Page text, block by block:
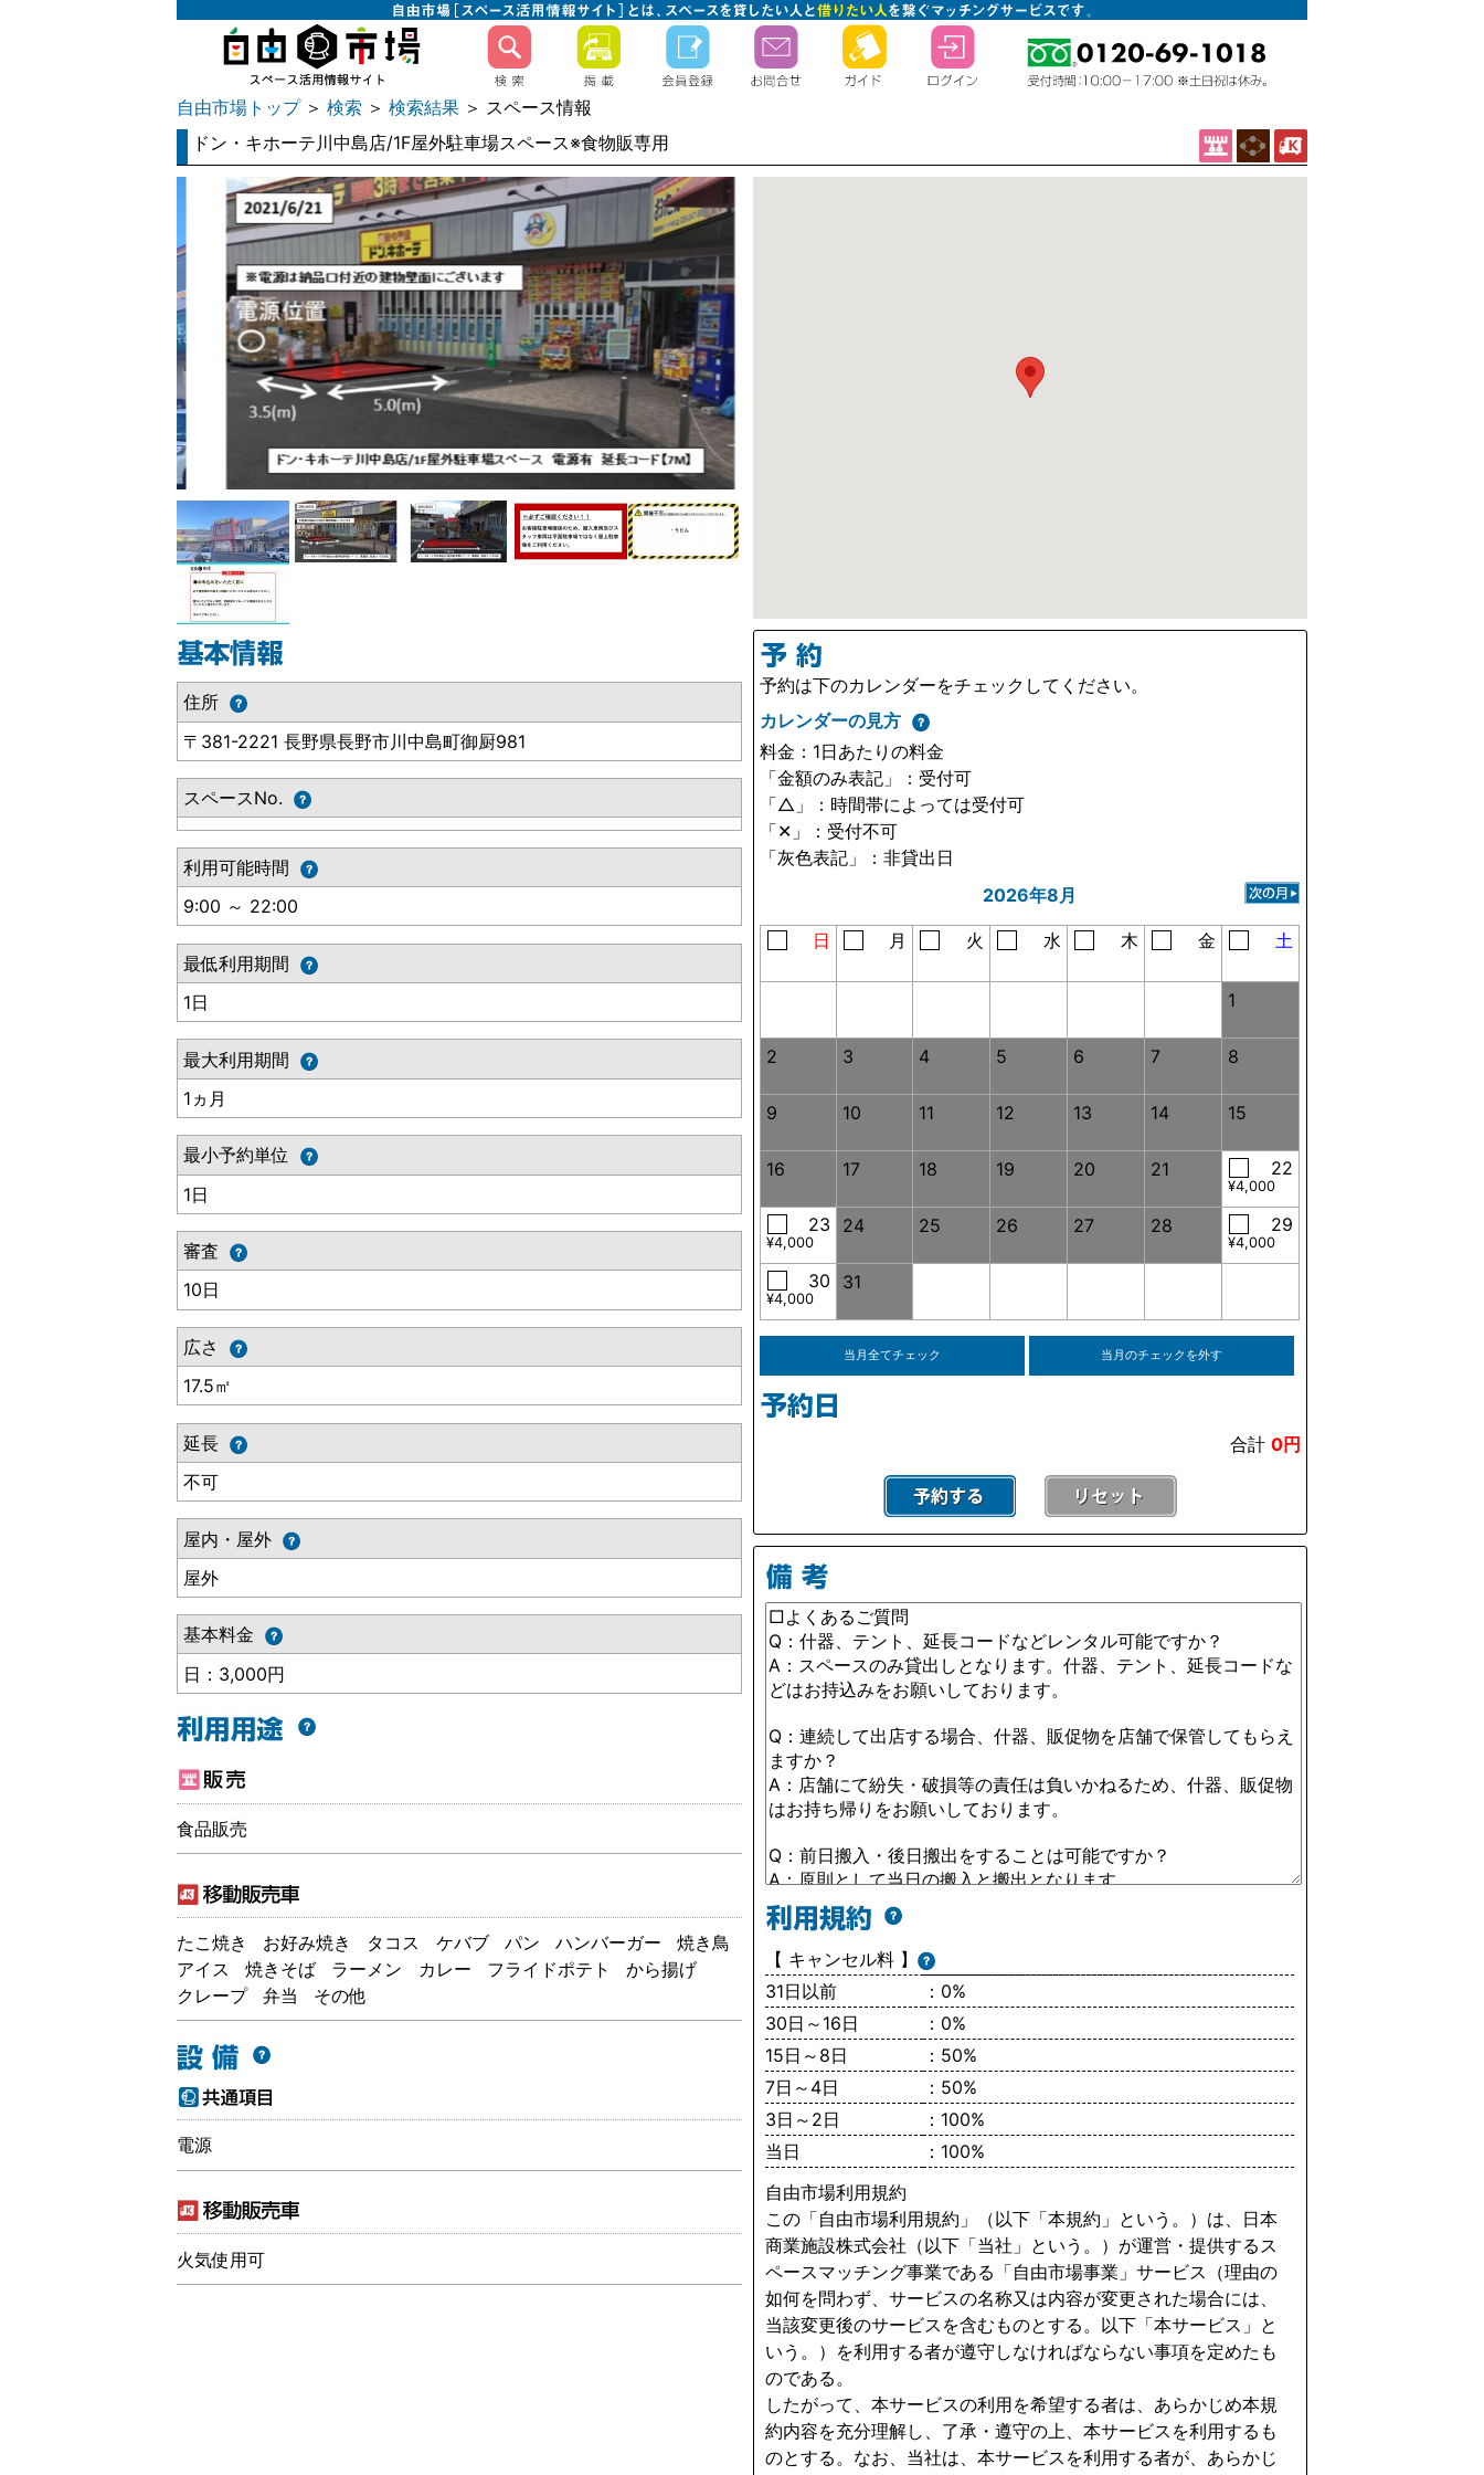
自由市場トップ＞ 検索 ＞ 検索結果 ＞ スペース情報
ドン・キホーテ川中島店/1F屋外駐車場スペース※食物販専用
住所
〒381-2221 長野県長野市川中島町御厨981
スペースNo.
利用可能時間
9:00 ～ 22:00
最低利用期間
1日
最大利用期間
1ヵ月
最小予約単位
1日
審査
10日
広さ
17.5㎡
延長
不可
屋内・屋外
屋外
基本料金
日：3,000円
食品販売
たこ焼き お好み焼き タコス ケバブ パン ハンバーガー
焼き鳥
アイス
焼きそば ラーメン カレー フライドポテト
から揚げ
クレープ
弁当 その他
電源
火気使用可
予約は下のカレンダーをチェックしてください。
カレンダーの見方
料金：1日あたりの料金
「金額のみ表記」：受付可
「△」：時間帯によっては受付可
「✕」：受付不可
「灰色表記」：非貸出日
2026年8月
日 月 火 水 木 金 土
1
2 3 4 5 6 7 8
9 10 11 12 13 14 15
16 17 18 19 20 21 22
¥4,000
23
¥4,000
24 25 26 27 28 29
¥4,000
30
¥4,000
31
当月全てチェック 当月のチェックを外す
合計 0円
【 キャンセル料 】
31日以前
：0%
30日～16日
：0%
15日～8日
：50%
7日～4日
：50%
3日～2日
：100%
当日
：100%
自由市場利用規約
この「自由市場利用規約」（以下「本規約」という。）は、日本
商業施設株式会社（以下「当社」という。）が運営・提供するス
ペースマッチング事業である「自由市場事業」サービス（理由の
如何を問わず、サービスの名称又は内容が変更された場合には、
当該変更後のサービスを含むものとする。以下「本サービス」と
いう。）を利用する者が遵守しなければならない事項を定めたも
のである。
したがって、本サービスの利用を希望する者は、あらかじめ本規
約内容を充分理解し、了承・遵守の上、本サービスを利用するも
のとする。なお、当社は、本サービスを利用する者が、あらかじ